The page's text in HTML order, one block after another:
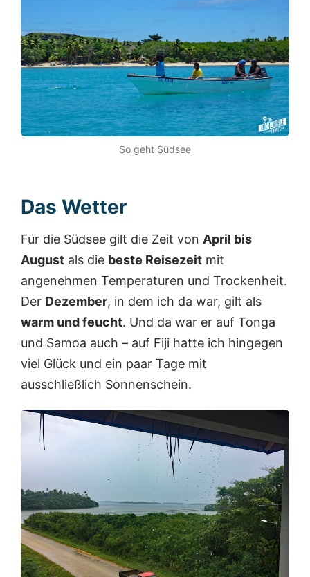
So geht Südsee
Das Wetter
Für die Südsee gilt die Zeit von April bis
August als die beste Reisezeit mit
angenehmen Temperaturen und Trockenheit.
Der Dezember, in dem ich da war, gilt als
warm und feucht. Und da war er auf Tonga
und Samoa auch – auf Fiji hatte ich hingegen
viel Glück und ein paar Tage mit
ausschließlich Sonnenschein.